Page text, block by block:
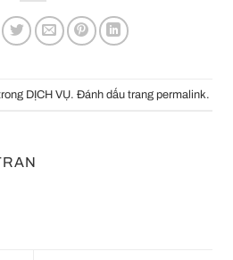
DỊCH VỤ. Đánh dấu trang permalink.